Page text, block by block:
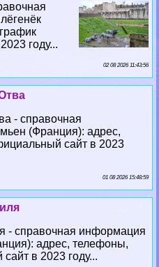
году...
02 08 2026 11:43:56
- справочная
(Франция): адрес,
сайт в 2023
01 08 2026 15:48:59
- справочная информация
адрес, телефоны,
в 2023 году...